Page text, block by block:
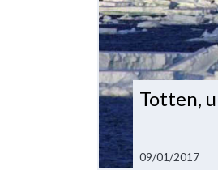
Totten,
09/01/2017